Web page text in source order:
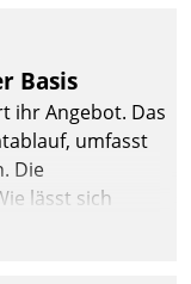
Basis
ihr Angebot. Das
umfasst
Die
lässt sich
Freiraum